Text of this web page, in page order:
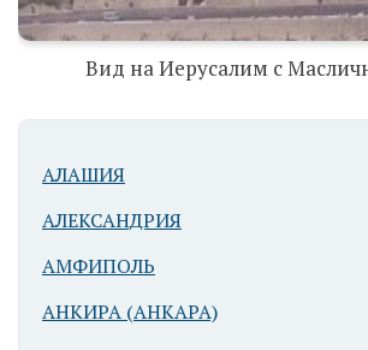
Иерусалим и
Масличная
гора. Вид с юга
Иерусалим. Via
Вид на Иерусалим с
АЛАШИЯ
АЛЕКСАНДРИЯ
АМФИПОЛЬ
АНКИРА (АНКАРА)